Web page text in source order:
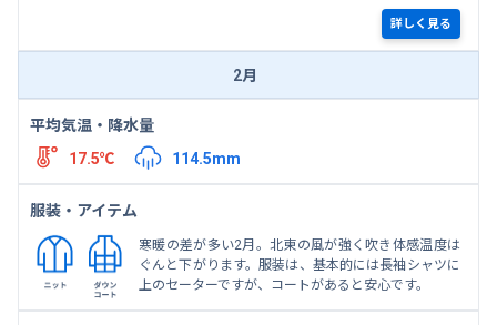
詳しく見る
2月
平均気温・降水量
17.5℃
114.5mm
服装・アイテム
寒暖の差が多い2月。北東の風が強く吹き体感温度は
ぐんと下がります。服装は、基本的には長袖シャツに
上のセーターですが、コートがあると安心です。